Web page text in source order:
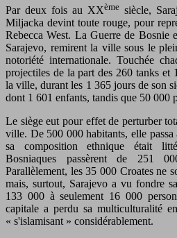
Par deux fois au XXème siècle,
Miljacka devint toute rouge, pour
Rebecca West. La Guerre de Bosnie
Sarajevo, remirent la ville sous le
notoriété internationale. Touchée
projectiles de la part des 260 tanks et
la ville, durant les 1 365 jours de son
dont 1 601 enfants, tandis que 50 000
Le siège eut pour effet de perturber
ville. De 500 000 habitants, elle
sa composition ethnique était
Bosniaques passèrent de 251
Parallèlement, les 35 000 Croates ne
mais, surtout, Sarajevo a vu fondre
133 000 à seulement 16 000
capitale a perdu sa multiculturalité
« s'islamisant » considérablement.